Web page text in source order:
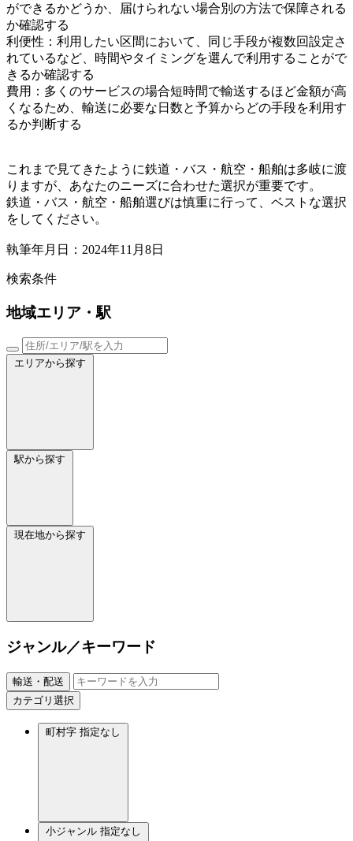
ができるかどうか、届けられない場合別の方法で保障される
か確認する
利便性：利用したい区間において、同じ手段が複数回設定さ
れているなど、時間やタイミングを選んで利用することがで
きるか確認する
費用：多くのサービスの場合短時間で輸送するほど金額が高
くなるため、輸送に必要な日数と予算からどの手段を利用す
るか判断する
これまで見てきたように鉄道・バス・航空・船舶は多岐に渡
りますが、あなたのニーズに合わせた選択が重要です。
鉄道・バス・航空・船舶選びは慎重に行って、ベストな選択
をしてください。
執筆年月日：2024年11月8日
検索条件
地域エリア・駅
エリアから探す
駅から探す
現在地から探す
ジャンル／キーワード
輸送・配送
カテゴリ選択
町村字 指定なし
小ジャンル 指定なし